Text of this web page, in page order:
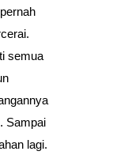
semua
Sampai
lagi.